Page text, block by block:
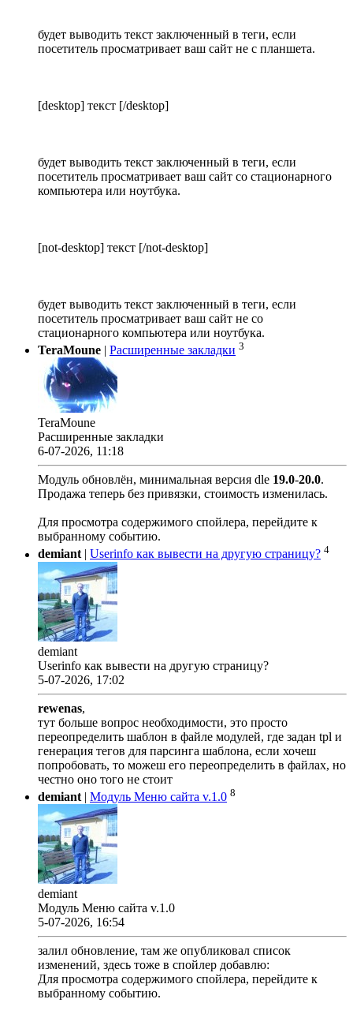
будет выводить текст заключенный в теги, если
посетитель просматривает ваш сайт не с планшета.
[desktop] текст [/desktop]
будет выводить текст заключенный в теги, если
посетитель просматривает ваш сайт со стационарного
компьютера или ноутбука.
[not-desktop] текст [/not-desktop]
будет выводить текст заключенный в теги, если
посетитель просматривает ваш сайт не со
стационарного компьютера или ноутбука.
TeraMoune
Расширенные закладки 3
TeraMoune
Расширенные закладки
6-07-2026, 11:18
Модуль обновлён, минимальная версия dle 19.0-20.0.
Продажа теперь без привязки, стоимость изменилась.
Для просмотра содержимого спойлера, перейдите к
выбранному событию.
demiant| Userinfo как вывести на другую страницу? 4
demiant
Userinfo как вывести на другую страницу?
5-07-2026, 17:02
rewenas,
тут больше вопрос необходимости, это просто
переопределить шаблон в файле модулей, где задан tpl и
генерация тегов для парсинга шаблона, если хочеш
попробовать, то можеш его переопределить в файлах, но
честно оно того не стоит
demiant | Модуль Меню сайта v.1.0 8
demiant
Модуль Меню сайта v.1.0
5-07-2026, 16:54
залил обновление, там же опубликовал список
изменений, здесь тоже в спойлер добавлю:
Для просмотра содержимого спойлера, перейдите к
выбранному событию.